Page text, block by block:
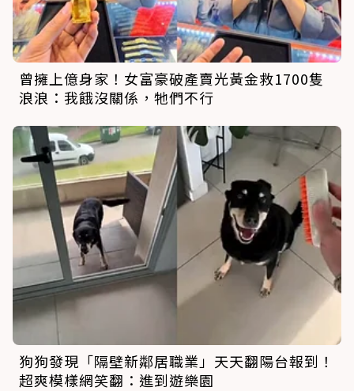
曾擁上億身家！女富豪破產賣光黃金救1700隻
浪浪：我餓沒關係，牠們不行
狗狗發現「隔壁新鄰居職業」天天翻陽台報到！
超爽模樣網笑翻：進到遊樂園